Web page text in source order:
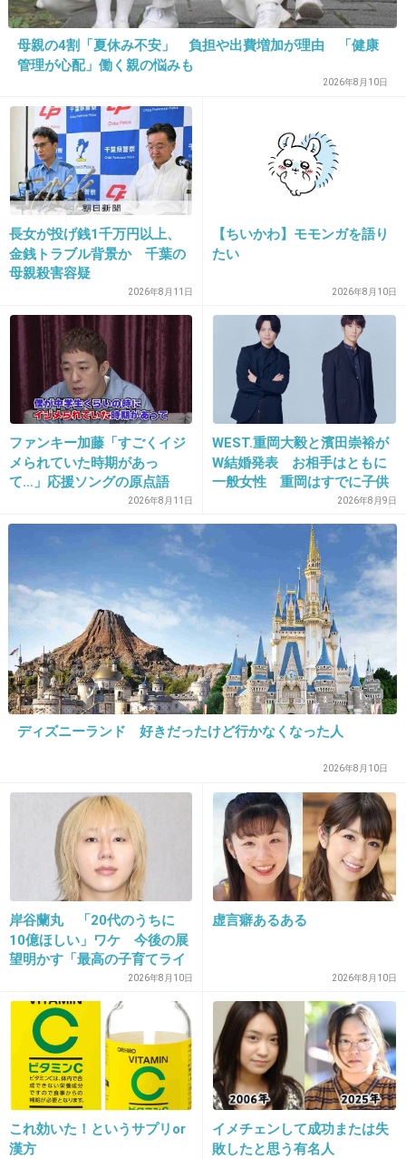
12
新任の先生がいきなり金八だったら変だろ。
19. 匿名2013/03/01(金) 22:44:05
教師と生徒という壁を作らず、(変な意味じゃなく)家族みた
いな感じで、いったらいいんじゃないですかね。
+6 -11
20. 匿名2013/03/01(金) 22:46:15
私が中学生の頃に２４～５歳くらいの若い女性
の先生が学校の新任教師として入ってきたんだ
けど、１年目で同じ学校の先生とできちゃった
婚して退職してた。
思春期だったから嫌だったなー。
+18 -2
21. 匿名2013/03/01(金) 22:46:30
トピ主です。
みなさん意見ありがとうございます。
＞＞2さん
公立小中です！
どちらかはまだ分かりません。
＞＞4さん
たしかに文章力はないと強く感じています。
ご指摘ありがとうございました。
これから頑張ります。
+27 -2
22. 匿名2013/03/01(金) 22:46:55
何に憧れるの？
今で言う体罰のオンパレードですが？
母親の4割「夏休み不安」 負担や出費増加が理由 「健康
管理が心配」働く親の悩みも
2026年8月10日
長女が投げ銭1千万円以上、
金銭トラブル背景か 千葉の
母親殺害容疑
2026年8月11日
【ちいかわ】モモンガを語り
たい
2026年8月10日
ファンキー加藤「すごくイジ
メられていた時期があっ
て…」応援ソングの原点語
る ファンモン20周年2026年8月11日
WEST.重岡大毅と濱田崇裕が
W結婚発表 お相手はともに
一般女性 重岡はすでに子供
2026年8月9日
ディズニーランド 好きだったけど行かなくなった人
2026年8月10日
岸谷蘭丸 「20代のうちに
10億ほしい」ワケ 今後の展
望明かす「最高の子育てライ
2026年8月10日
虚言癖あるある
2026年8月10日
これ効いた！というサプリor
漢方
イメチェンして成功または失
敗したと思う有名人